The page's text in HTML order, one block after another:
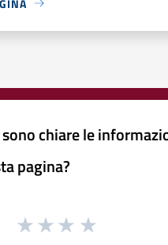
chiare le
pagina?